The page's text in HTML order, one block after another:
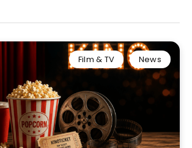
Film & TV News